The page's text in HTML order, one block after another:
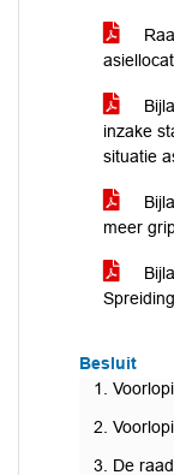
inzake
situatie
meer
Besluit
1.
2.
3. De